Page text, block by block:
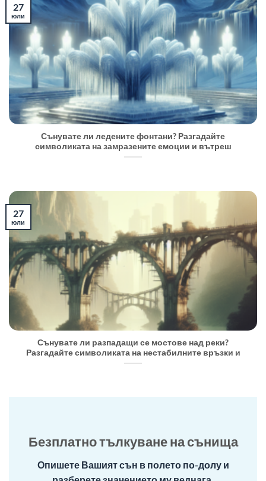
Сънувате ли ледените фонтани? Разгадайте
символиката на замразените емоции и вътреш
27
юли
Сънувате ли разпадащи се мостове над реки?
Разгадайте символиката на нестабилните връзки и
27
юли
Безплатно тълкуване на сънища
Опишете Вашият сън в полето по-долу и